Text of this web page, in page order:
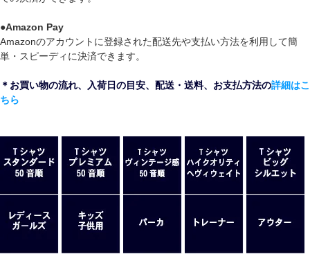
●Amazon Pay
Amazonのアカウントに登録された配送先や支払い方法を利用して簡
単・スピーディに決済できます。
＊お買い物の流れ、入荷日の目安、配送・送料、お支払方法の詳細はこ
ちら